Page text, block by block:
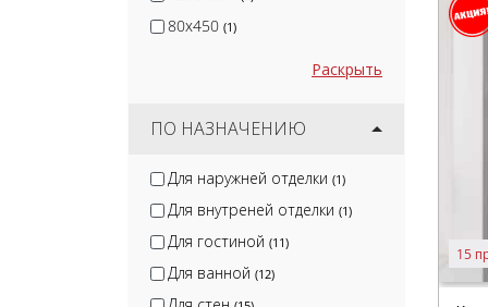
80x450 (1)
Раскрыть
ПО НАЗНАЧЕНИЮ
Для наружней отделки (1)
Для внутреней отделки (1)
Для гостиной (11)
Для ванной (12)
15